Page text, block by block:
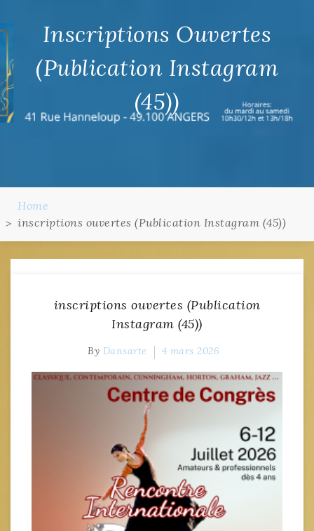
Inscriptions Ouvertes
(Publication Instagram
(45))
Home
inscriptions ouvertes (Publication Instagram (45))
inscriptions ouvertes (Publication
Instagram (45))
By Dansarte 4 mars 2026